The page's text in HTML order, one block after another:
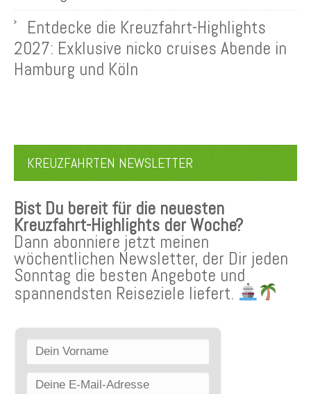
Entdecke die Kreuzfahrt-Highlights
2027: Exklusive nicko cruises Abende in
Hamburg und Köln
KREUZFAHRTEN NEWSLETTER
Bist Du bereit für die neuesten
Kreuzfahrt-Highlights der Woche?
Dann abonniere jetzt meinen
wöchentlichen Newsletter, der Dir jeden
Sonntag die besten Angebote und
spannendsten Reiseziele liefert.